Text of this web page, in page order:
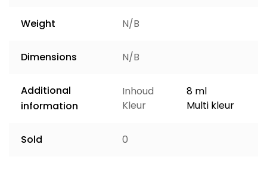
Weight N/B
Dimensions N/B
Additional
information
Inhoud
8 ml
Kleur
Multi kleur
Sold 0